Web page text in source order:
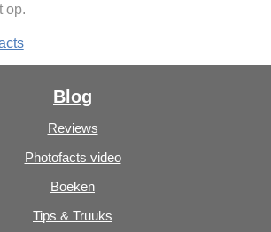
op.
Blog
Reviews
Photofacts video
Boeken
Tips & Truuks